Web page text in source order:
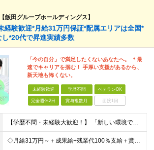
飯田グループホールディングス】
経験歓迎*月給31万円保証*配属エリアは全国*
*20代で昇進実績多数
「今の自分」で満足したくないあなたへ。 ＊最
速でキャリアを掴む！ 手厚い支援があるから、
新天地も怖くない。
未経験歓迎 学歴不問 ベテランOK
完全週休2日 賞与複数月 面接1回
【学歴不問・未経験大歓迎！】 「新しい環境で自分を試したい」 「イチからプロを目指したい」 そんな意欲があれば、これまでの経歴は一切問いません！ ━━━━━━━━━━━━ 必須条件はこれだけ！ ━━
◇月給31万円～＋成果給+残業代100％支給＋賞与(前年実績4.4ヵ月分) ※経験、能力を考慮し、当社規定により優遇します 【仕入営業経験者+資格保持者】 ◆月給37万円以上+成果給+残業代100%